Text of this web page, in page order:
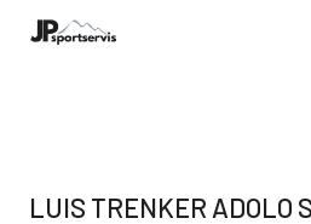
LUIS TRENKER ADOLO